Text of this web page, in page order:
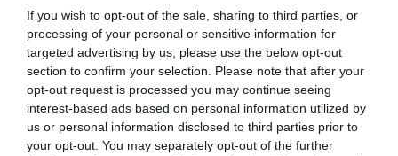
If you wish to opt-out of the sale, sharing to third parties, or
processing of your personal or sensitive information for
targeted advertising by us, please use the below opt-out
section to confirm your selection. Please note that after your
opt-out request is processed you may continue seeing
interest-based ads based on personal information utilized by
us or personal information disclosed to third parties prior to
your opt-out. You may separately opt-out of the further
ΣΧΟΛΙΑ